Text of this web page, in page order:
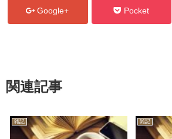
Google+ Pocket
関連記事
雑記 雑記